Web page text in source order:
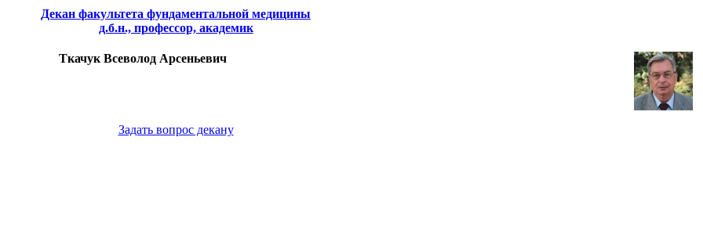
Декан факультета фундаментальной медицины
д.б.н., профессор, академик
Ткачук Всеволод Арсеньевич
Задать вопрос декану